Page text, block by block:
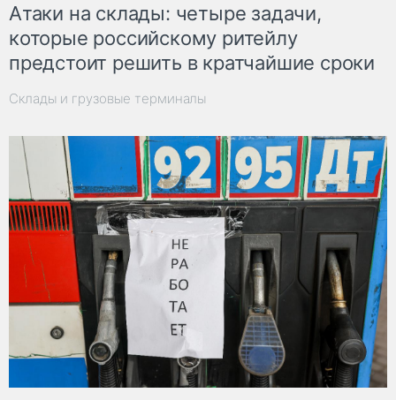
Атаки на склады: четыре задачи,
которые российскому ритейлу
предстоит решить в кратчайшие сроки
Склады и грузовые терминалы